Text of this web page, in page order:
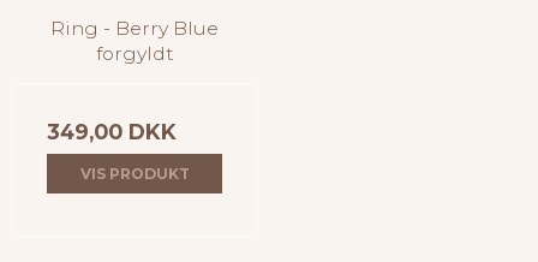
Ring - Berry Blue
forgyldt
349,00 DKK
VIS PRODUKT